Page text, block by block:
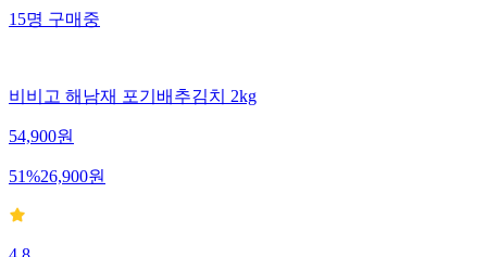
15명구매중
비비고 해남재 포기배추김치 2kg
54,900원
51%26,900원